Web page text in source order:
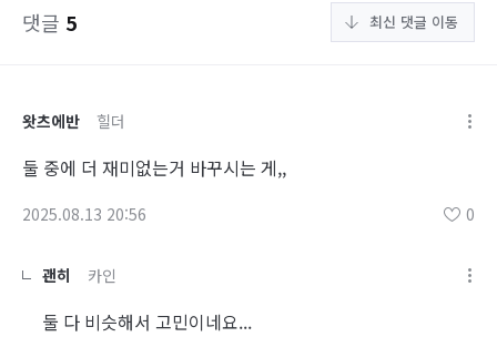
댓글 5 최신 댓글 이동
왓츠에반 힐더
둘 중에 더 재미없는거 바꾸시는 게,,
2025.08.13 20:56 0
괜히 카인
둘 다 비슷해서 고민이네요...